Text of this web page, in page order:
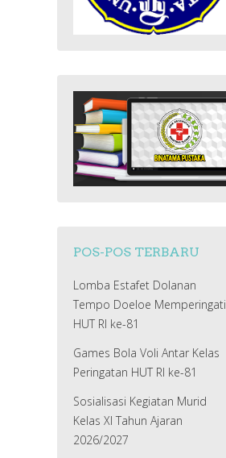
POS-POS TERBARU
Lomba Estafet Dolanan
Tempo Doeloe Memperingati
HUT RI ke-81
Games Bola Voli Antar Kelas
Peringatan HUT RI ke-81
Sosialisasi Kegiatan Murid
Kelas XI Tahun Ajaran
2026/2027